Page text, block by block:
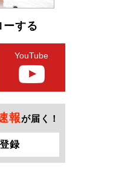
ーする
YouTube
報が届く！
録